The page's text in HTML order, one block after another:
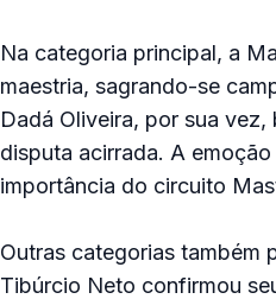
Na categoria principal, a
maestria, sagrando-se
Dadá Oliveira, por sua
disputa acirrada. A
importância do circuito
Outras categorias também
Tibúrcio Neto confirmou